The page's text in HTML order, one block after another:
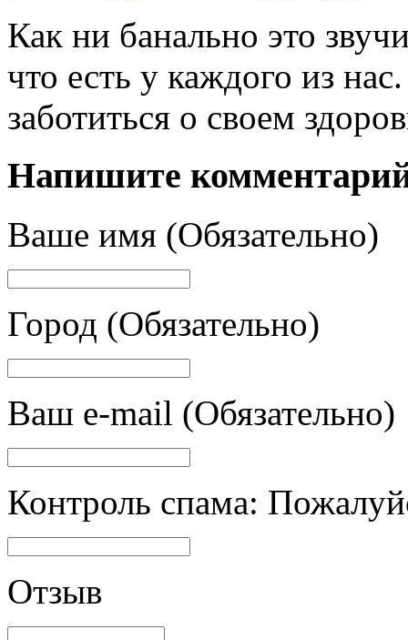
Как ни банально это
что есть у каждого из
заботиться о своем
Напишите
Ваше имя (Обязательно)
Город (Обязательно)
Ваш e-mail (Обязательно)
Контроль спама:
Отзыв